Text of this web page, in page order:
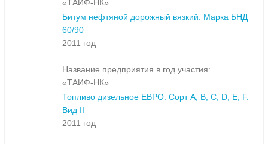
«ТАИФ-НК»
Битум нефтяной дорожный вязкий. Марка БНД
60/90
2011 год
Название предприятия в год участия:
«ТАИФ-НК»
Топливо дизельное ЕВРО. Сорт A, B, C, D, E, F.
Вид II
2011 год